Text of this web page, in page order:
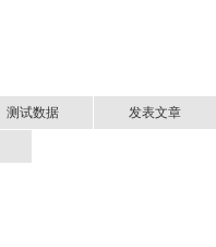
测试数据 发表文章
Spin Hall Effect，